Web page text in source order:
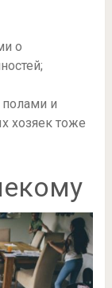
о
и
хозяек тоже